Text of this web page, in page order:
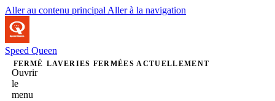
Aller au contenu principal Aller à la navigation
Speed Queen
FERMÉ LAVERIES FERMÉES ACTUELLEMENT
Ouvrir
le
menu